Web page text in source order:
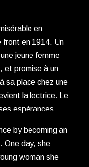
en
front en 1914. Un
jeune femme
et promise à un
sa place chez une
la lectrice. Le
espérances.
by becoming an
One day, she
woman she